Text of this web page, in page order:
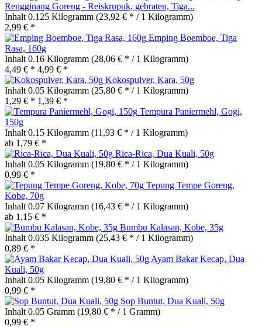
Rengginang Goreng - Reiskrupuk, gebraten, Tiga...
Inhalt 0.125 Kilogramm (23,92 € * / 1 Kilogramm)
2,99 € *
Emping Boemboe, Tiga
Rasa, 160g
Inhalt 0.16 Kilogramm (28,06 € * / 1 Kilogramm)
4,49 € * 4,99 € *
Kokospulver, Kara, 50g
Inhalt 0.05 Kilogramm (25,80 € * / 1 Kilogramm)
1,29 € * 1,39 € *
Tempura Paniermehl, Gogi,
150g
Inhalt 0.15 Kilogramm (11,93 € * / 1 Kilogramm)
ab 1,79 € *
Rica-Rica, Dua Kuali, 50g
Inhalt 0.05 Kilogramm (19,80 € * / 1 Kilogramm)
0,99 € *
Tepung Tempe Goreng,
Kobe, 70g
Inhalt 0.07 Kilogramm (16,43 € * / 1 Kilogramm)
ab 1,15 € *
Bumbu Kalasan, Kobe, 35g
Inhalt 0.035 Kilogramm (25,43 € * / 1 Kilogramm)
0,89 € *
Ayam Bakar Kecap, Dua
Kuali, 50g
Inhalt 0.05 Kilogramm (19,80 € * / 1 Kilogramm)
0,99 € *
Sop Buntut, Dua Kuali, 50g
Inhalt 0.05 Gramm (19,80 € * / 1 Gramm)
0,99 € *